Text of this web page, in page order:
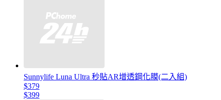
Sunnylife Luna Ultra 秒貼AR增透鋼化膜(二入組)
$379
$399